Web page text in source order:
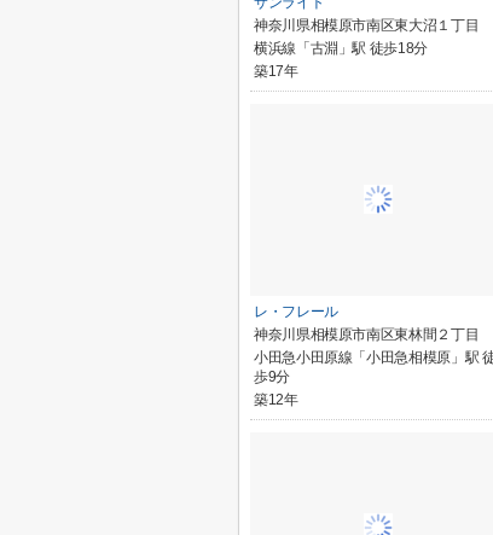
神奈川県相模原市南区東大沼１丁目
横浜線「古淵」駅 徒歩18分
築17年
レ・フレール
神奈川県相模原市南区東林間２丁目
小田急小田原線「小田急相模原」駅
歩9分
築12年